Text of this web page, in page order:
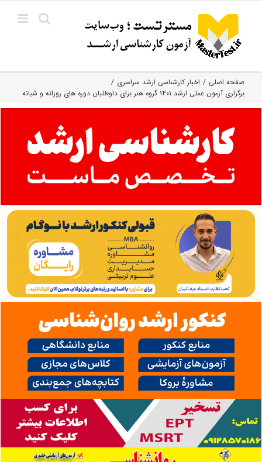
content
صفحه اصلی
اخبار کارشناسی ارشد سراسری
برگزاری آزمون عملی ارشد ۱۴۰۱ گروه هنر برای داوطلبان دوره های روزانه و شبانه